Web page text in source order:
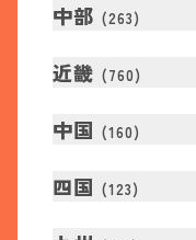
中部 (263)
近畿 (760)
中国 (160)
四国 (123)